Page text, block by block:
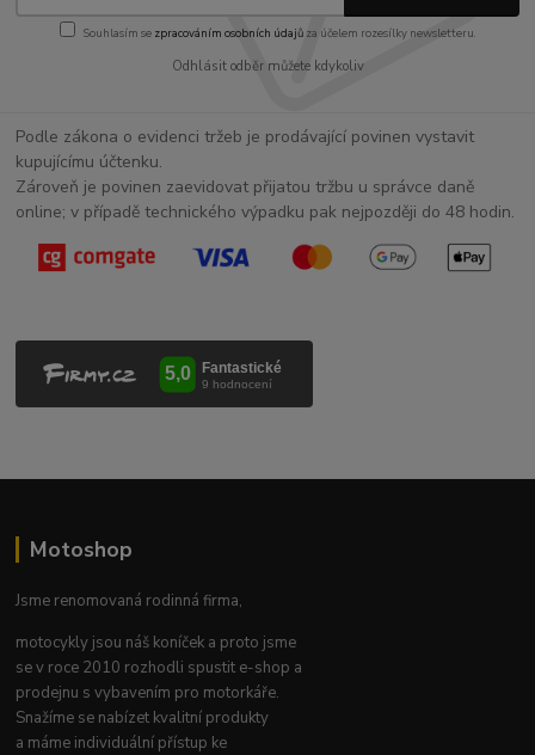
Souhlasím se zpracováním osobních údajůza účelem rozesílky newsletteru.
Odhlásit odběr můžete kdykoliv
Podle zákona o evidenci tržeb je prodávající povinen vystavit
kupujícímu účtenku.
Zároveň je povinen zaevidovat přijatou tržbu u správce daně
online; v případě technického výpadku pak nejpozději do 48 hodin.
Motoshop
Jsme renomovaná rodinná firma,
motocykly jsou náš koníček a proto jsme
se v roce 2010 rozhodli spustit e-shop a
prodejnu s vybavením pro motorkáře.
Snažíme se nabízet kvalitní produkty
a máme individuální přístup ke